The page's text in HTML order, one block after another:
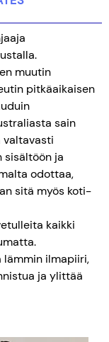
muutin
pitkäaikaisen
sain
valtavasti
ja
odottaa,
sitä myös koti-
kaikki
lämmin ilmapiiri,
ja ylittää